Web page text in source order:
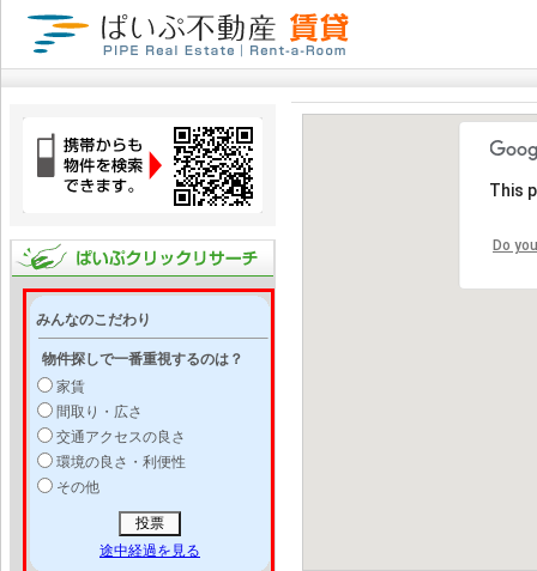
みんなのこだわり
物件探しで一番重視するのは？
家賃
間取り・広さ
交通アクセスの良さ
環境の良さ・利便性
その他
途中経過を見る
This
Do